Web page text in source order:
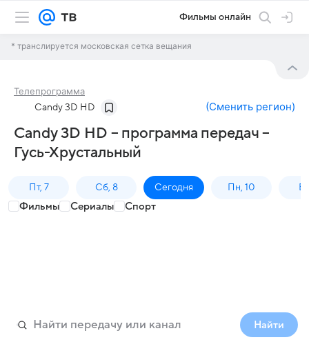
Фильмы онлайн
* транслируется московская сетка вещания
Телепрограмма
Candy 3D HD (Сменить регион)
Candy 3D HD – программа передач –
Гусь-Хрустальный
Пт, 7 Сб, 8 Сегодня Пн, 10
Фильмы Сериалы Спорт
Найти